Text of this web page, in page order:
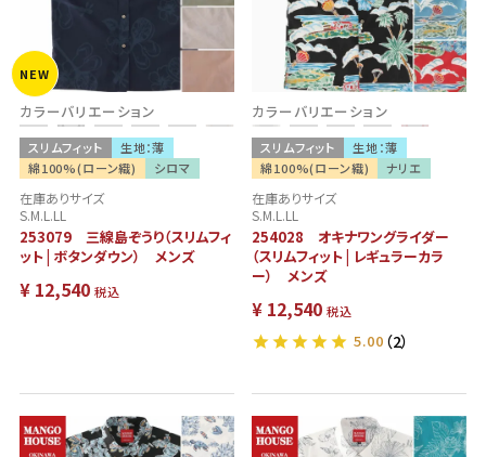
カラーバリエーション
スリムフィット
生地：薄
綿100%(ローン織)
シロマ
NEW
在庫ありサイズ
S.M.L.LL
253079 三線島ぞうり（スリムフィ
ット | ボタンダウン） メンズ
¥ 12,540 税込
カラーバリエーション
スリムフィット
生地：薄
綿100%(ローン織)
ナリエ
在庫ありサイズ
S.M.L.LL
254028 オキナワングライダー
（スリムフィット | レギュラーカラ
ー） メンズ
¥ 12,540 税込
5.00 （2）